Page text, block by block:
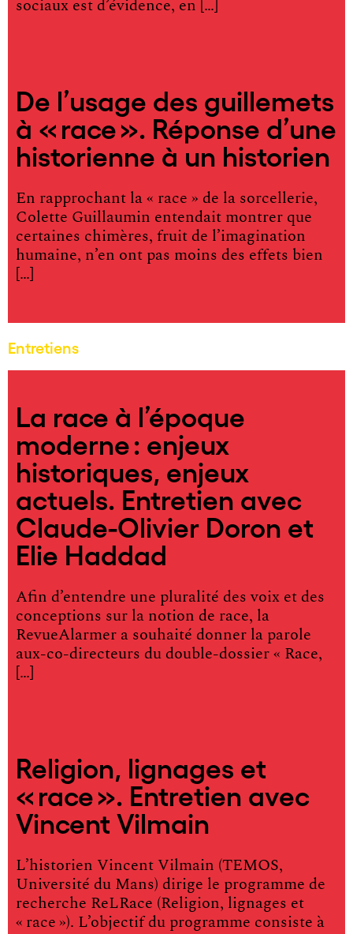
sociaux est d’évidence, en […]
De l’usage des guillemets
à « race ». Réponse d’une
historienne à un historien
En rapprochant la « race » de la sorcellerie,
Colette Guillaumin entendait montrer que
certaines chimères, fruit de l’imagination
humaine, n’en ont pas moins des effets bien
[…]
Entretiens
La race à l’époque
moderne : enjeux
historiques, enjeux
actuels. Entretien avec
Claude-Olivier Doron et
Elie Haddad
Afin d’entendre une pluralité des voix et des
conceptions sur la notion de race, la
RevueAlarmer a souhaité donner la parole
aux-co-directeurs du double-dossier « Race,
[…]
Religion, lignages et
« race ». Entretien avec
Vincent Vilmain
L’historien Vincent Vilmain (TEMOS,
Université du Mans) dirige le programme de
recherche ReLRace (Religion, lignages et
« race »). L’objectif du programme consiste à